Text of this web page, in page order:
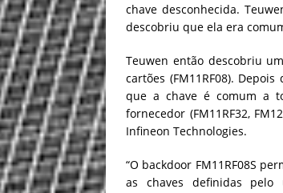
chave desconhecida.
descobriu que ela era
Teuwen então descobriu
cartões (FM11RF08).
que a chave é comum a
fornecedor (FM11RF32,
Infineon Technologies.
“O backdoor FM11RF08S
as chaves definidas pelo